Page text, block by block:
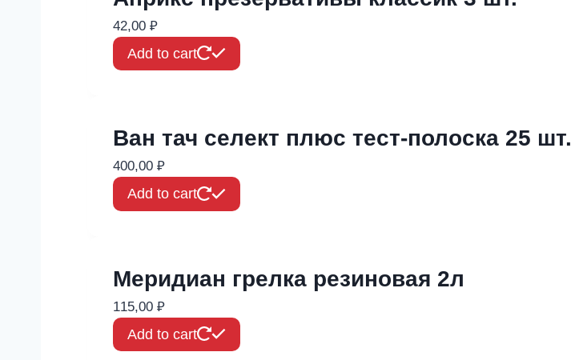
42,00 ₽
Add to cart
Ван тач селект плюс тест-полоска 25 шт.
400,00 ₽
Add to cart
Меридиан грелка резиновая 2л
115,00 ₽
Add to cart